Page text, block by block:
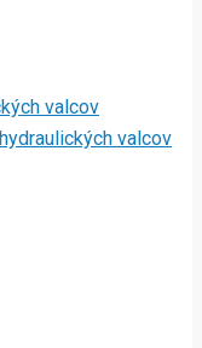
valcov
valcov